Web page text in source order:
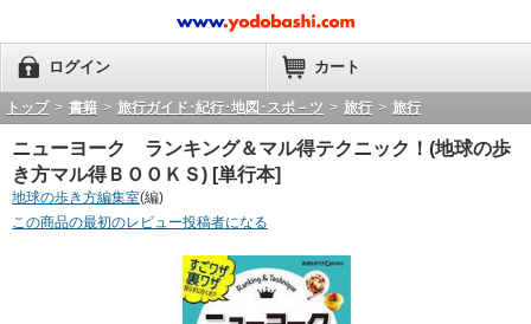
ログイン カート
トップ > 書籍 > 旅行ガイド･紀行･地図･スポ－ツ > 旅行 > 旅行
ニューヨーク ランキング＆マル得テクニック！(地球の歩
き方マル得ＢＯＯＫＳ) [単行本]
地球の歩き方編集室(編)
この商品の最初のレビュー投稿者になる